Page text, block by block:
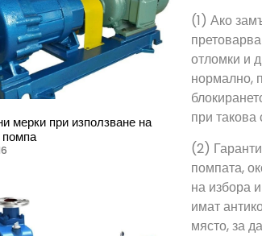
мерки при използване на
помпа
(1) Ако
отломки и
нормално,
при такова
(2)
помпата,
на избора
имат
място, за